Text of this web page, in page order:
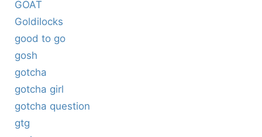
GOAT
Goldilocks
good to go
gosh
gotcha
gotcha girl
gotcha question
gtg